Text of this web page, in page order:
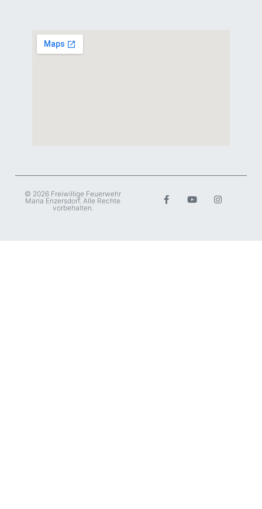
© 2026 Freiwillige Feuerwehr
Maria Enzersdorf. Alle Rechte
vorbehalten.